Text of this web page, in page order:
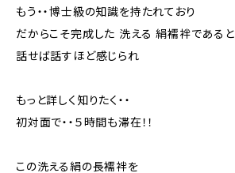
もう・・博士級の知識を持たれており
だからこそ完成した 洗える 絹襦袢であると
話せば話すほど感じられ
もっと詳しく知りたく・・
初対面で・・５時間も滞在！！
この洗える絹の長襦袢を